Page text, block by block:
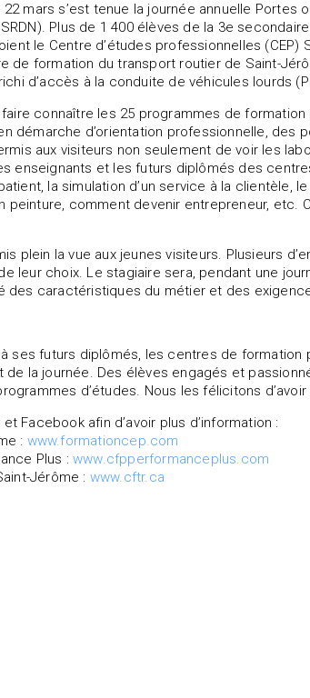
mars s’est tenue la journée annuelle Portes
Plus de 1 400 élèves de la 3e
le Centre d’études professionnelles (CEP)
de formation du transport routier de Saint-
d’accès à la conduite de véhicules lourds
connaître les 25 programmes de
démarche d’orientation professionnelle, des
aux visiteurs non seulement de voir les
enseignants et les futurs diplômés des
la simulation d’un service à la clientèle,
peinture, comment devenir entrepreneur, etc.
plein la vue aux jeunes visiteurs. Plusieurs
leur choix. Le stagiaire sera, pendant une
des caractéristiques du métier et des
ses futurs diplômés, les centres de
la journée. Des élèves engagés et
d’études. Nous les félicitons
Facebook afin d’avoir plus d’information :
: www.formationcep.com
Plus :www.cfpperformanceplus.com
Jérôme : www.cftr.ca